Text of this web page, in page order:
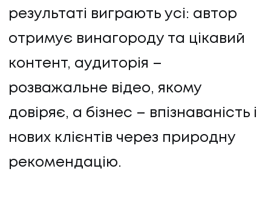
результаті виграють усі: автор
отримує винагороду та цікавий
контент, аудиторія –
розважальне відео, якому
довіряє, а бізнес – впізнаваність і
нових клієнтів через природну
рекомендацію.